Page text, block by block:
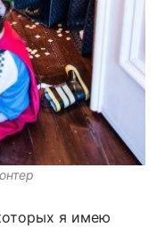
я имею